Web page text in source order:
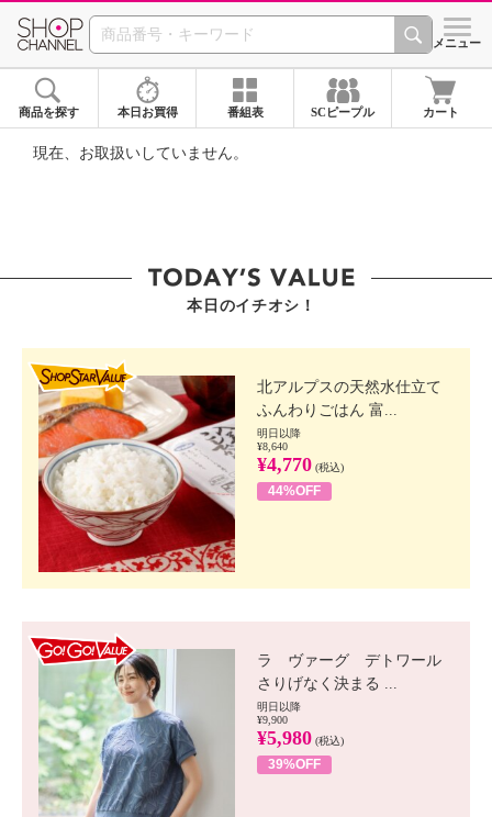
SHOP CHANNEL ショッ
メニュー
商品を探す 本日お買得 番組表 SCピープル カート
現在、お取扱いしていません。
本日のイチオシ！
北アルプスの天然水仕立て
ふんわりごはん 富...
明日以降
¥8,640
¥4,770 (税込)
44%OFF
ラ ヴァーグ デトワール
さりげなく決まる ...
明日以降
¥9,900
¥5,980 (税込)
39%OFF